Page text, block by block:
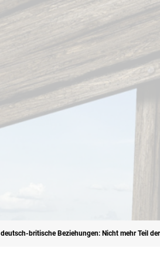
deutsch-britische Beziehungen: Nicht mehr Teil